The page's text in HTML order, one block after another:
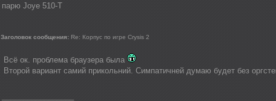
парю Joye 510-T
Заголовок сообщения: Re: Корпус по игре Crysis 2
Всё ок. проблема браузера была
Второй вариант самий прикольний. Симпатичней думаю будет без